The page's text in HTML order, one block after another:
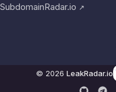
SubdomainRadar.io ↗
© 2026 LeakRadar.io